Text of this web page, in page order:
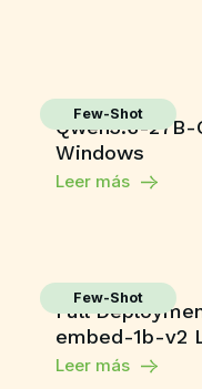
Few-Shot
Qwen3.6-27B-
Windows
Leer más
Few-Shot
Full
embed-1b-v2
Leer más